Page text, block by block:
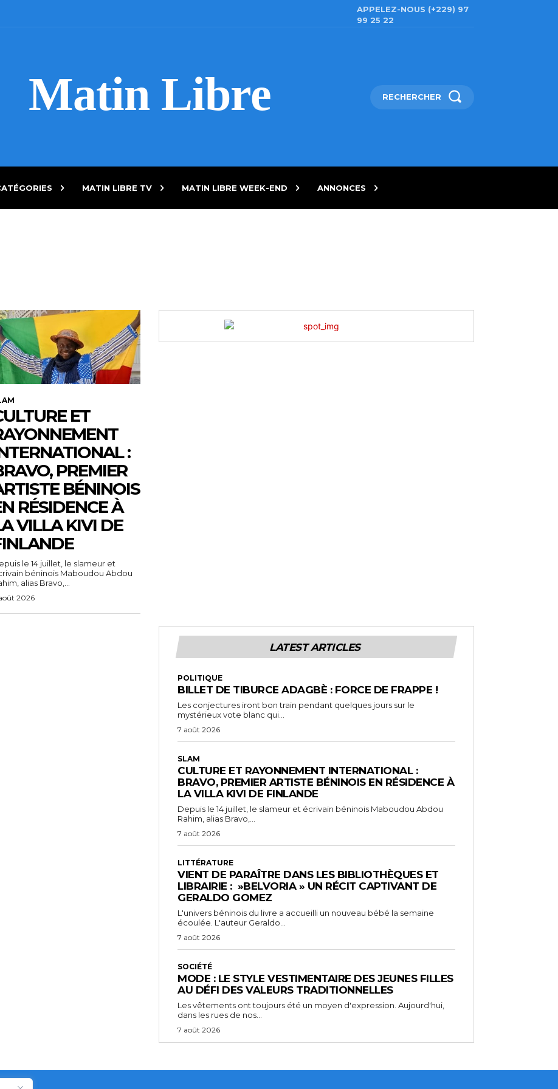
APPELEZ-NOUS (+229) 97
99 25 22
Matin Libre RECHERCHER
MATIN LIBRE TV MATIN LIBRE WEEK-END ANNONCES
ET
:
PREMIER
BÉNINOIS
RÉSIDENCE À
VILLA KIVI DE
le 14 juillet, le slameur et
béninois Maboudou Abdou
alias Bravo,...
2026
LATEST ARTICLES
POLITIQUE
BILLET DE TIBURCE ADAGBÈ : FORCE DE FRAPPE !
Les conjectures iront bon train pendant quelques jours sur le
mystérieux vote blanc qui...
7 août 2026
SLAM
CULTURE ET RAYONNEMENT INTERNATIONAL :
BRAVO, PREMIER ARTISTE BÉNINOIS EN RÉSIDENCE À
LA VILLA KIVI DE FINLANDE
Depuis le 14 juillet, le slameur et écrivain béninois Maboudou Abdou
Rahim, alias Bravo,...
7 août 2026
LITTÉRATURE
VIENT DE PARAÎTRE DANS LES BIBLIOTHÈQUES ET
LIBRAIRIE : »BELVORIA » UN RÉCIT CAPTIVANT DE
GERALDO GOMEZ
L'univers béninois du livre a accueilli un nouveau bébé la semaine
écoulée. L'auteur Geraldo...
7 août 2026
SOCIÉTÉ
MODE : LE STYLE VESTIMENTAIRE DES JEUNES FILLES
AU DÉFI DES VALEURS TRADITIONNELLES
Les vêtements ont toujours été un moyen d'expression. Aujourd'hui,
dans les rues de nos...
7 août 2026